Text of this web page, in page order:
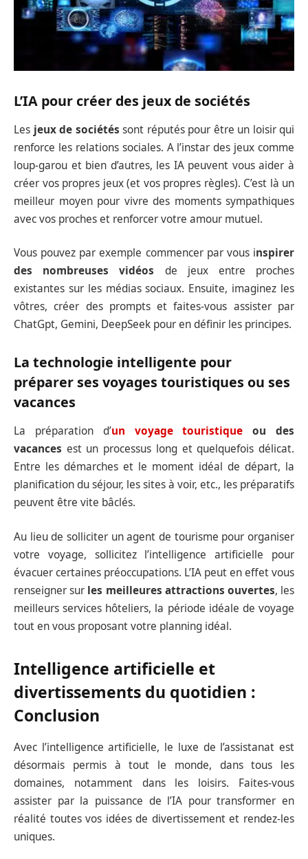
L’IA pour créer des jeux de sociétés
Les jeux de sociétés sont réputés pour être un loisir qui
renforce les relations sociales. A l’instar des jeux comme
loup-garou et bien d’autres, les IA peuvent vous aider à
créer vos propres jeux (et vos propres règles). C’est là un
meilleur moyen pour vivre des moments sympathiques
avec vos proches et renforcer votre amour mutuel.
Vous pouvez par exemple commencer par vous inspirer
des nombreuses vidéos de jeux entre proches
existantes sur les médias sociaux. Ensuite, imaginez les
vôtres, créer des prompts et faites-vous assister par
ChatGpt, Gemini, DeepSeek pour en définir les principes.
La technologie intelligente pour
préparer ses voyages touristiques ou ses
vacances
La préparation d’un voyage touristique ou des
vacances est un processus long et quelquefois délicat.
Entre les démarches et le moment idéal de départ, la
planification du séjour, les sites à voir, etc., les préparatifs
peuvent être vite bâclés.
Au lieu de solliciter un agent de tourisme pour organiser
votre voyage, sollicitez l’intelligence artificielle pour
évacuer certaines préoccupations. L’IA peut en effet vous
renseigner sur les meilleures attractions ouvertes, les
meilleurs services hôteliers, la période idéale de voyage
tout en vous proposant votre planning idéal.
Intelligence artificielle et
divertissements du quotidien :
Conclusion
Avec l’intelligence artificielle, le luxe de l’assistanat est
désormais permis à tout le monde, dans tous les
domaines, notamment dans les loisirs. Faites-vous
assister par la puissance de l’IA pour transformer en
réalité toutes vos idées de divertissement et rendez-les
uniques.